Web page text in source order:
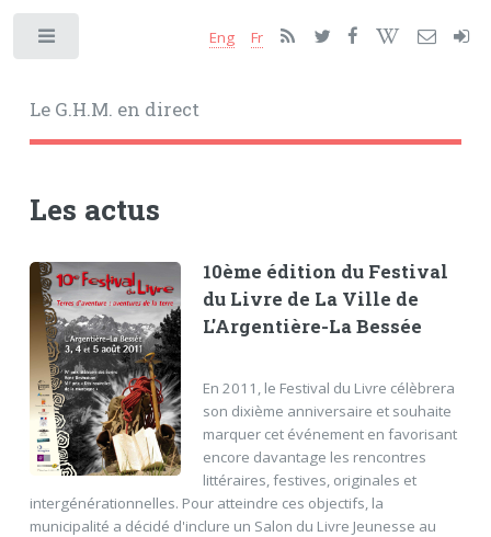
Le G.H.M. en direct
Eng Fr
Les actus
10ème édition du Festival
du Livre de La Ville de
L'Argentière-La Bessée
En 2011, le Festival du Livre célèbrera
son dixième anniversaire et souhaite
marquer cet événement en favorisant
encore davantage les rencontres
littéraires, festives, originales et
intergénérationnelles. Pour atteindre ces objectifs, la
municipalité a décidé d'inclure un Salon du Livre Jeunesse au